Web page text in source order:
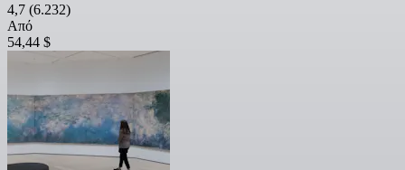
4,7 (6.232)
Από
54,44 $